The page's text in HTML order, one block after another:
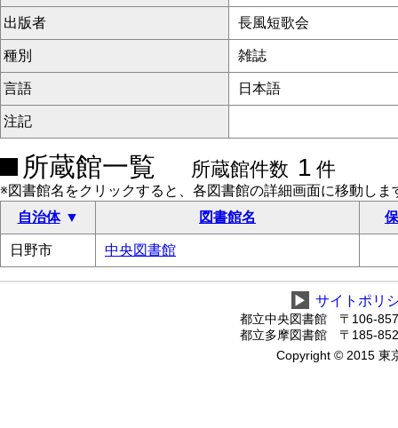
出版者 長風短歌会
種別 雑誌
言語 日本語
注記
所蔵館一覧 所蔵館件数 1 件
※図書館名をクリックすると、各図書館の詳細画面に移動しま
自治体
図書館名
日野市 中央図書館
▶ サイトポリ
都立中央図書館 〒106-
都立多摩図書館 〒185-
Copyright © 2015 東